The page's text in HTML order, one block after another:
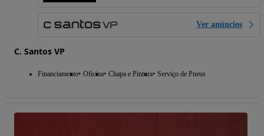
Ver anúncios
C. Santos VP
Financiamento Oficina Chapa e Pintura Serviço de Pneus